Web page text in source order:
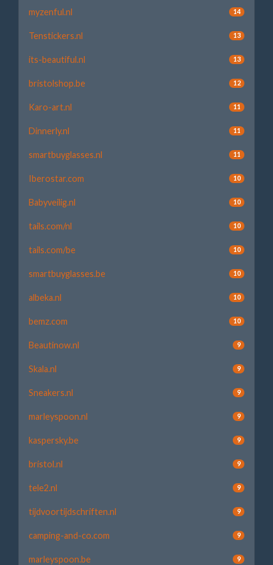
myzenful.nl 14
Tenstickers.nl 13
its-beautiful.nl 13
bristolshop.be 12
Karo-art.nl 11
Dinnerly.nl 11
smartbuyglasses.nl 11
Iberostar.com 10
Babyveilig.nl 10
tails.com/nl 10
tails.com/be 10
smartbuyglasses.be 10
albeka.nl 10
bemz.com 10
Beautinow.nl 9
Skala.nl 9
Sneakers.nl 9
marleyspoon.nl 9
kaspersky.be 9
bristol.nl 9
tele2.nl 9
tijdvoortijdschriften.nl 9
camping-and-co.com 9
marleyspoon.be 9